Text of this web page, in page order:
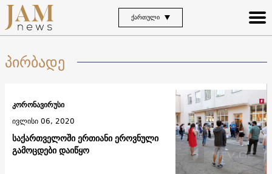
ᲥᲐᲠᲗᲣᲚᲘ
პირბადე
საქართველოში ერთიანი ეროვნული
გამოცდები დაიწყო
კორონავირუსი
ივლისი 06, 2020